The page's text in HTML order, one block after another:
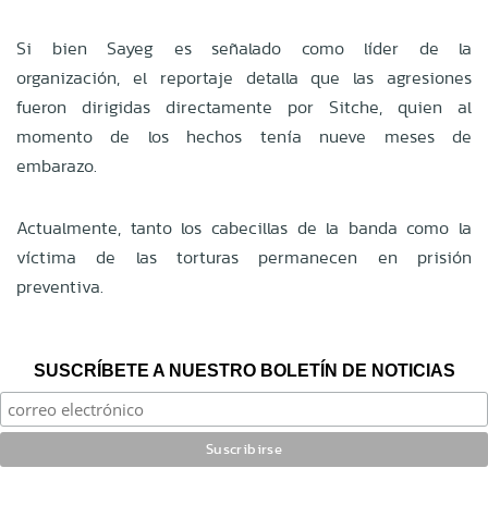
Si bien Sayeg es señalado como líder de la
organización, el reportaje detalla que las agresiones
fueron dirigidas directamente por Sitche, quien al
momento de los hechos tenía nueve meses de
embarazo.
Actualmente, tanto los cabecillas de la banda como la
víctima de las torturas permanecen en prisión
preventiva.
SUSCRÍBETE A NUESTRO BOLETÍN DE NOTICIAS